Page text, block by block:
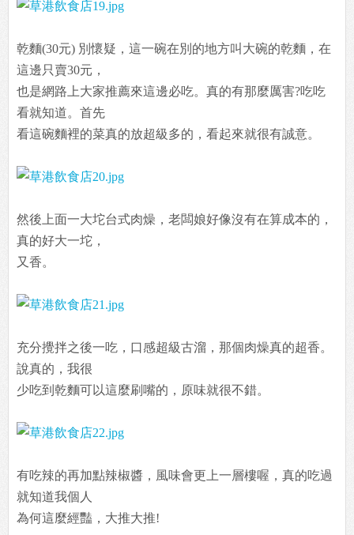
乾麵(30元) 別懷疑，這一碗在別的地方叫大碗的乾麵，在
這邊只賣30元，
也是網路上大家推薦來這邊必吃。真的有那麼厲害?吃吃
看就知道。首先
看這碗麵裡的菜真的放超級多的，看起來就很有誠意。
然後上面一大坨台式肉燥，老闆娘好像沒有在算成本的，
真的好大一坨，
又香。
充分攪拌之後一吃，口感超級古溜，那個肉燥真的超香。
說真的，我很
少吃到乾麵可以這麼刷嘴的，原味就很不錯。
有吃辣的再加點辣椒醬，風味會更上一層樓喔，真的吃過
就知道我個人
為何這麼經豔，大推大推!